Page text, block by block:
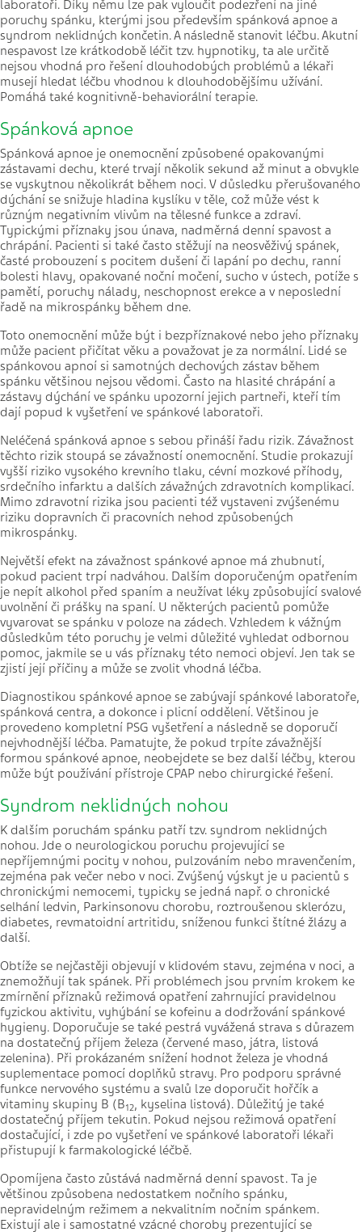
laboratoři. Díky němu lze pak vyloučit podezření na jiné
poruchy spánku, kterými jsou především spánková apnoe a
syndrom neklidných končetin. A následně stanovit léčbu. Akutní
nespavost lze krátkodobě léčit tzv. hypnotiky, ta ale určitě
nejsou vhodná pro řešení dlouhodobých problémů a lékaři
musejí hledat léčbu vhodnou k dlouhodobějšímu užívání.
Pomáhá také kognitivně-behaviorální terapie.
Spánková apnoe
Spánková apnoe je onemocnění způsobené opakovanými
zástavami dechu, které trvají několik sekund až minut a obvykle
se vyskytnou několikrát během noci. V důsledku přerušovaného
dýchání se snižuje hladina kyslíku v těle, což může vést k
různým negativním vlivům na tělesné funkce a zdraví.
Typickými příznaky jsou únava, nadměrná denní spavost a
chrápání. Pacienti si také často stěžují na neosvěživý spánek,
časté probouzení s pocitem dušení či lapání po dechu, ranní
bolesti hlavy, opakované noční močení, sucho v ústech, potíže s
pamětí, poruchy nálady, neschopnost erekce a v neposlední
řadě na mikrospánky během dne.
Toto onemocnění může být i bezpříznakové nebo jeho příznaky
může pacient přičítat věku a považovat je za normální. Lidé se
spánkovou apnoí si samotných dechových zástav během
spánku většinou nejsou vědomi. Často na hlasité chrápání a
zástavy dýchání ve spánku upozorní jejich partneři, kteří tím
dají popud k vyšetření ve spánkové laboratoři.
Neléčená spánková apnoe s sebou přináší řadu rizik. Závažnost
těchto rizik stoupá se závažností onemocnění. Studie prokazují
vyšší riziko vysokého krevního tlaku, cévní mozkové příhody,
srdečního infarktu a dalších závažných zdravotních komplikací.
Mimo zdravotní rizika jsou pacienti též vystaveni zvýšenému
riziku dopravních či pracovních nehod způsobených
mikrospánky.
Největší efekt na závažnost spánkové apnoe má zhubnutí,
pokud pacient trpí nadváhou. Dalším doporučeným opatřením
je nepít alkohol před spaním a neužívat léky způsobující svalové
uvolnění či prášky na spaní. U některých pacientů pomůže
vyvarovat se spánku v poloze na zádech. Vzhledem k vážným
důsledkům této poruchy je velmi důležité vyhledat odbornou
pomoc, jakmile se u vás příznaky této nemoci objeví. Jen tak se
zjistí její příčiny a může se zvolit vhodná léčba.
Diagnostikou spánkové apnoe se zabývají spánkové laboratoře,
spánková centra, a dokonce i plicní oddělení. Většinou je
provedeno kompletní PSG vyšetření a následně se doporučí
nejvhodnější léčba. Pamatujte, že pokud trpíte závažnější
formou spánkové apnoe, neobejdete se bez další léčby, kterou
může být používání přístroje CPAP nebo chirurgické řešení.
Syndrom neklidných nohou
K dalším poruchám spánku patří tzv. syndrom neklidných
nohou. Jde o neurologickou poruchu projevující se
nepříjemnými pocity v nohou, pulzováním nebo mravenčením,
zejména pak večer nebo v noci. Zvýšený výskyt je u pacientů s
chronickými nemocemi, typicky se jedná např. o chronické
selhání ledvin, Parkinsonovu chorobu, roztroušenou sklerózu,
diabetes, revmatoidní artritidu, sníženou funkci štítné žlázy a
další.
Obtíže se nejčastěji objevují v klidovém stavu, zejména v noci, a
znemožňují tak spánek. Při problémech jsou prvním krokem ke
zmírnění příznaků režimová opatření zahrnující pravidelnou
fyzickou aktivitu, vyhýbání se kofeinu a dodržování spánkové
hygieny. Doporučuje se také pestrá vyvážená strava s důrazem
na dostatečný příjem železa (červené maso, játra, listová
zelenina). Při prokázaném snížení hodnot železa je vhodná
suplementace pomocí doplňků stravy. Pro podporu správné
funkce nervového systému a svalů lze doporučit hořčík a
vitaminy skupiny B (B12, kyselina listová). Důležitý je také
dostatečný příjem tekutin. Pokud nejsou režimová opatření
dostačující, i zde po vyšetření ve spánkové laboratoři lékaři
přistupují k farmakologické léčbě.
Opomíjena často zůstává nadměrná denní spavost. Ta je
většinou způsobena nedostatkem nočního spánku,
nepravidelným režimem a nekvalitním nočním spánkem.
Existují ale i samostatné vzácné choroby prezentující se